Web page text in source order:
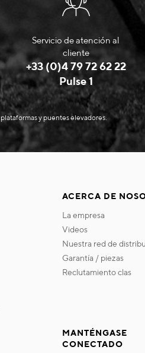
Servicio de atención al
cliente
+33 (0)4 79 72 62 22
Pulse 1
y puentes elevadores.
ACERCA DE
la empresa
videos
nuestra red de
garantía / piezas
reclutamiento clas
MANTÉNGASE
CONECTADO